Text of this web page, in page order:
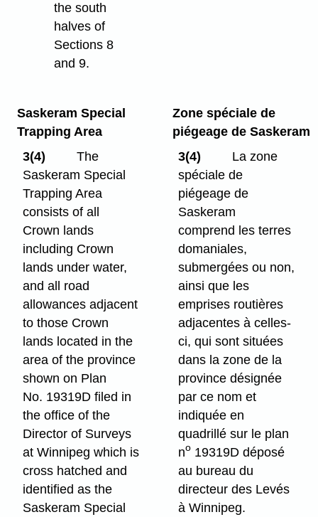
the south
halves of
Sections 8
and 9.
Saskeram Special
Trapping Area
3(4)
The
Saskeram Special
Trapping Area
consists of all
Crown lands
including Crown
lands under water,
and all road
allowances adjacent
to those Crown
lands located in the
area of the province
shown on Plan
No. 19319D filed in
the office of the
Director of Surveys
at Winnipeg which is
cross hatched and
identified as the
Saskeram Special
Zone spéciale de
piégeage de Saskeram
3(4)
La zone
spéciale de
piégeage de
Saskeram
comprend les terres
domaniales,
submergées ou non,
ainsi que les
emprises routières
adjacentes à celles-
ci, qui sont situées
dans la zone de la
province désignée
par ce nom et
indiquée en
quadrillé sur le plan
no 19319D déposé
au bureau du
directeur des Levés
à Winnipeg.